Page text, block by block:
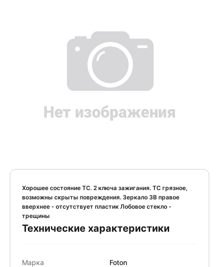
Хорошее состояние ТС. 2 ключа зажигания. ТС грязное,
возможны скрыты повреждения. Зеркало ЗВ правое
вверхнее - отсутствует пластик Лобовое стекло -
трещины
Технические характеристики
Марка Foton